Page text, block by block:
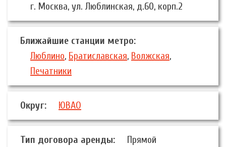
г. Москва, ул. Люблинская, д.60, корп.2
Ближайшие станции метро:
Люблино, Братиславская, Волжская,
Печатники
Округ: ЮВАО
Тип договора аренды: Прямой